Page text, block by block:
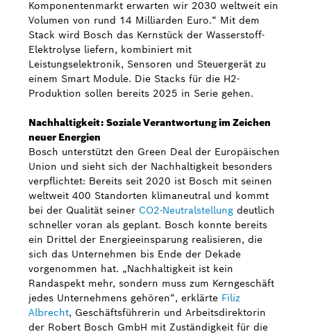
Komponentenmarkt erwarten wir 2030 weltweit ein
Volumen von rund 14 Milliarden Euro.“ Mit dem
Stack wird Bosch das Kernstück der Wasserstoff-
Elektrolyse liefern, kombiniert mit
Leistungselektronik, Sensoren und Steuergerät zu
einem Smart Module. Die Stacks für die H2-
Produktion sollen bereits 2025 in Serie gehen.
Nachhaltigkeit: Soziale Verantwortung im Zeichen
neuer Energien
Bosch unterstützt den Green Deal der Europäischen
Union und sieht sich der Nachhaltigkeit besonders
verpflichtet: Bereits seit 2020 ist Bosch mit seinen
weltweit 400 Standorten klimaneutral und kommt
bei der Qualität seiner CO2-Neutralstellung deutlich
schneller voran als geplant. Bosch konnte bereits
ein Drittel der Energieeinsparung realisieren, die
sich das Unternehmen bis Ende der Dekade
vorgenommen hat. „Nachhaltigkeit ist kein
Randaspekt mehr, sondern muss zum Kerngeschäft
jedes Unternehmens gehören“, erklärte Filiz
Albrecht, Geschäftsführerin und Arbeitsdirektorin
der Robert Bosch GmbH mit Zuständigkeit für die